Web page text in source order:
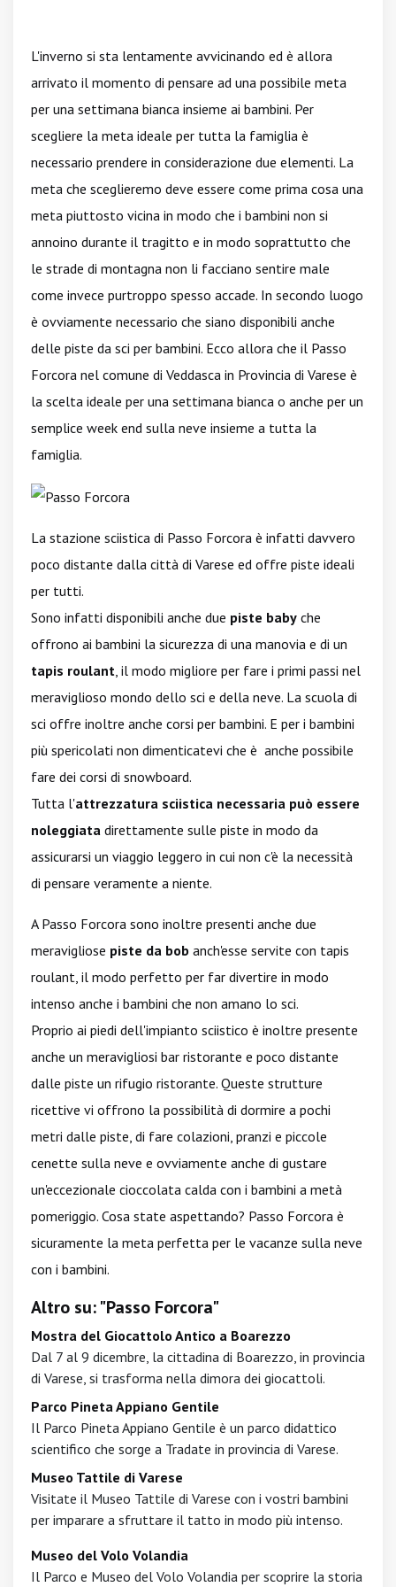
L'inverno si sta lentamente avvicinando ed è allora
arrivato il momento di pensare ad una possibile meta
per una settimana bianca insieme ai bambini. Per
scegliere la meta ideale per tutta la famiglia è
necessario prendere in considerazione due elementi. La
meta che sceglieremo deve essere come prima cosa una
meta piuttosto vicina in modo che i bambini non si
annoino durante il tragitto e in modo soprattutto che
le strade di montagna non li facciano sentire male
come invece purtroppo spesso accade. In secondo luogo
è ovviamente necessario che siano disponibili anche
delle piste da sci per bambini. Ecco allora che il Passo
Forcora nel comune di Veddasca in Provincia di Varese è
la scelta ideale per una settimana bianca o anche per un
semplice week end sulla neve insieme a tutta la
famiglia.
La stazione sciistica di Passo Forcora è infatti davvero
poco distante dalla città di Varese ed offre piste ideali
per tutti.
Sono infatti disponibili anche due piste baby che
offrono ai bambini la sicurezza di una manovia e di un
tapis roulant, il modo migliore per fare i primi passi nel
meraviglioso mondo dello sci e della neve. La scuola di
sci offre inoltre anche corsi per bambini. E per i bambini
più spericolati non dimenticatevi che è anche possibile
fare dei corsi di snowboard.
Tutta l'attrezzatura sciistica necessaria può essere
noleggiata direttamente sulle piste in modo da
assicurarsi un viaggio leggero in cui non c'è la necessità
di pensare veramente a niente.
A Passo Forcora sono inoltre presenti anche due
meravigliose piste da bob anch'esse servite con tapis
roulant, il modo perfetto per far divertire in modo
intenso anche i bambini che non amano lo sci.
Proprio ai piedi dell'impianto sciistico è inoltre presente
anche un meravigliosi bar ristorante e poco distante
dalle piste un rifugio ristorante. Queste strutture
ricettive vi offrono la possibilità di dormire a pochi
metri dalle piste, di fare colazioni, pranzi e piccole
cenette sulla neve e ovviamente anche di gustare
un'eccezionale cioccolata calda con i bambini a metà
pomeriggio. Cosa state aspettando? Passo Forcora è
sicuramente la meta perfetta per le vacanze sulla neve
con i bambini.
Altro su: "Passo Forcora"
Mostra del Giocattolo Antico a Boarezzo
Dal 7 al 9 dicembre, la cittadina di Boarezzo, in provincia
di Varese, si trasforma nella dimora dei giocattoli.
Parco Pineta Appiano Gentile
Il Parco Pineta Appiano Gentile è un parco didattico
scientifico che sorge a Tradate in provincia di Varese.
Museo Tattile di Varese
Visitate il Museo Tattile di Varese con i vostri bambini
per imparare a sfruttare il tatto in modo più intenso.
Museo del Volo Volandia
Il Parco e Museo del Volo Volandia per scoprire la storia